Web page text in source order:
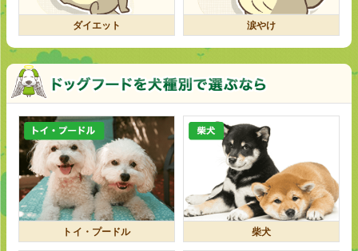
ダイエット 涙やけ
トイ・プードル 柴犬